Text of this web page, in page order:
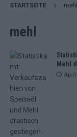
STARTSEITE mehl
mehl
Mehl
April